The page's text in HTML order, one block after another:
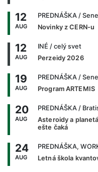
12
AUG
PREDNÁŠKA /
Novinky z CERN-u
12
AUG
INÉ / celý svet
Perzeidy 2026
19
AUG
PREDNÁŠKA /
Program ARTEMIS
20
AUG
PREDNÁŠKA /
Asteroidy a
ešte čaká
24
AUG
PREDNÁŠKA,
Letná škola